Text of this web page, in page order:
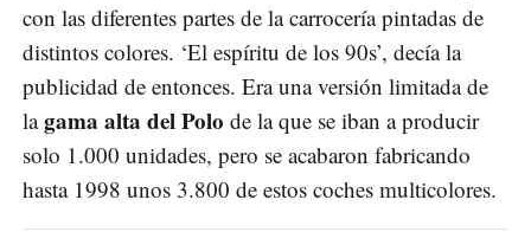
con las diferentes partes de la carrocería pintadas de
distintos colores. ‘El espíritu de los 90s’, decía la
publicidad de entonces. Era una versión limitada de
lagama alta del Polo de la que se iban a producir
solo 1.000 unidades, pero se acabaron fabricando
hasta 1998 unos 3.800 de estos coches multicolores.